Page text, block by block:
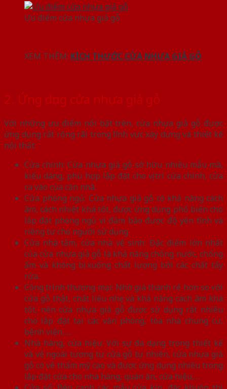
Ưu điểm cửa nhựa giả gỗ
XEM THÊM: KÍCH THƯỚC CỬA NHỰA GIẢ GỖ
2. Ứng dụng cửa nhựa giả gỗ
Với những ưu điểm nổi bật trên, cửa nhựa giả gỗ được
ứng dụng rất rộng rãi trong lĩnh vực xây dựng và thiết kế
nội thất:
Cửa chính: Cửa nhựa giả gỗ sở hữu nhiều mẫu mã,
kiểu dáng, phù hợp lắp đặt cho vị trí cửa chính, cửa
ra vào của căn nhà.
Cửa phòng ngủ: Cửa nhựa giả gỗ có khả năng cách
âm, cách nhiệt khá tốt, được ứng dụng phổ biến cho
lắp đặt phòng ngủ vì đảm bảo được độ yên tĩnh và
riêng tư cho người sử dụng
Cửa nhà tắm, cửa nhà vệ sinh: Đặc điểm lớn nhất
của cửa nhựa giả gỗ là khả năng chống nước, chống
ẩm và không bị xuống chất lượng bởi các chất tẩy
rửa.
Công trình thương mại: Nhờ giá thành rẻ hơn so với
cửa gỗ thật, chất liệu nhẹ và khả năng cách âm khá
tốt, nên cửa nhựa giả gỗ được sử dụng rất nhiều
cho lắp đặt tại các văn phòng, tòa nhà chung cư,
bệnh viện,….
Nhà hàng, cửa hiệu: Với sự đa dạng trong thiết kế
và vẻ ngoài tương tự cửa gỗ tự nhiên, cửa nhựa giả
gỗ có vẻ thẩm mỹ cao và được ứng dụng nhiều trong
lắp đặt cửa cho nhà hàng, quán ăn, cửa hiệu,…